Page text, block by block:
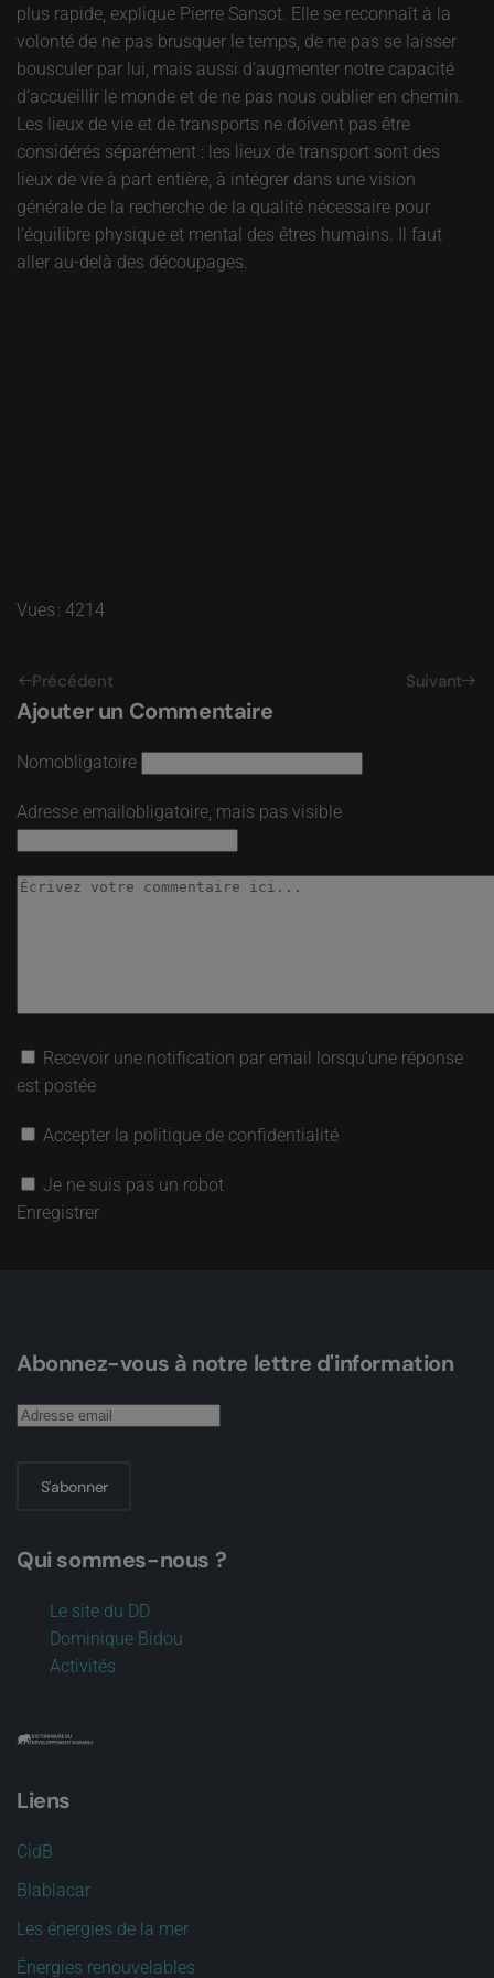
plus rapide, explique Pierre Sansot. Elle se reconnaît à la
volonté de ne pas brusquer le temps, de ne pas se laisser
bousculer par lui, mais aussi d’augmenter notre capacité
d’accueillir le monde et de ne pas nous oublier en chemin.
Les lieux de vie et de transports ne doivent pas être
considérés séparément : les lieux de transport sont des
lieux de vie à part entière, à intégrer dans une vision
générale de la recherche de la qualité nécessaire pour
l’équilibre physique et mental des êtres humains. Il faut
aller au-delà des découpages.
Vues : 4214
Précédent Suivant
Ajouter un Commentaire
Nomobligatoire
Adresse emailobligatoire, mais pas visible
Recevoir une notification par email lorsqu’une réponse
est postée
Accepter la politique de confidentialité
Je ne suis pas un robot
Enregistrer
Abonnez-vous à notre lettre d'information
S'abonner
Qui sommes-nous ?
Le site du DD
Dominique Bidou
Activités
Liens
CidB
Blablacar
Les énergies de la mer
Énergies renouvelables